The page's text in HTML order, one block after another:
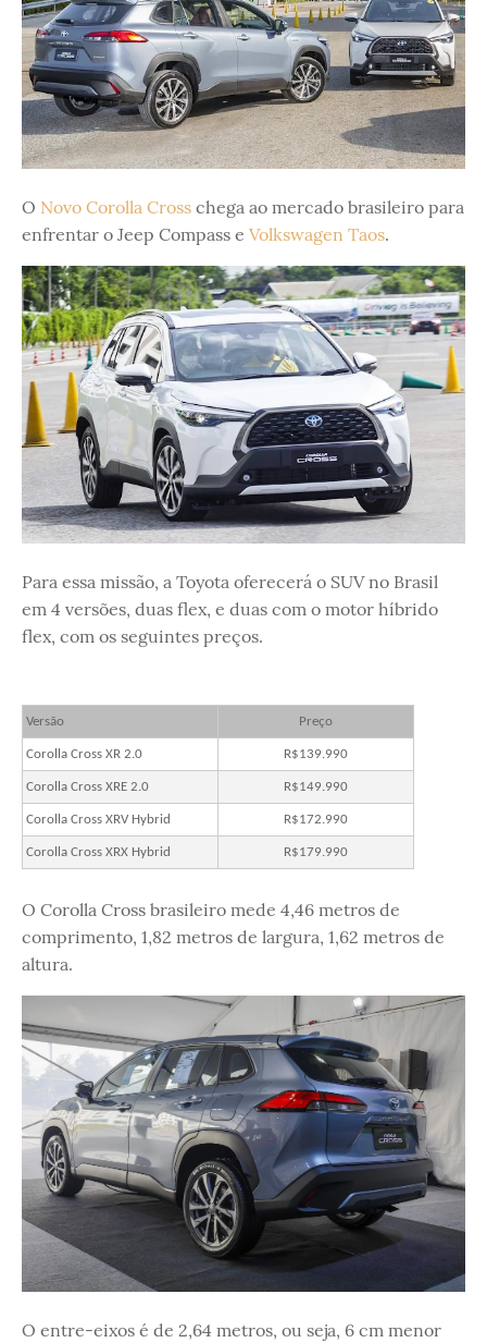
O Novo Corolla Cross chega ao mercado brasileiro para
enfrentar o Jeep Compass e Volkswagen Taos.
Para essa missão, a Toyota oferecerá o SUV no Brasil
em 4 versões, duas flex, e duas com o motor híbrido
flex, com os seguintes preços.
Versão Preço
Corolla Cross XR 2.0 R$139.990
Corolla Cross XRE 2.0 R$149.990
Corolla Cross XRV Hybrid R$172.990
Corolla Cross XRX Hybrid R$179.990
O Corolla Cross brasileiro mede 4,46 metros de
comprimento, 1,82 metros de largura, 1,62 metros de
altura.
O entre-eixos é de 2,64 metros, ou seja, 6 cm menor